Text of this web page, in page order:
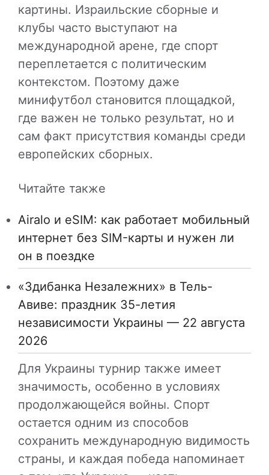
картины. Израильские сборные и
клубы часто выступают на
международной арене, где спорт
переплетается с политическим
контекстом. Поэтому даже
минифутбол становится площадкой,
где важен не только результат, но и
сам факт присутствия команды среди
европейских сборных.
Читайте также
Airalo и eSIM: как работает мобильный
интернет без SIM-карты и нужен ли
он в поездке
«Здибанка Незалежних» в Тель-
Авиве: праздник 35-летия
независимости Украины — 22 августа
2026
Для Украины турнир также имеет
значимость, особенно в условиях
продолжающейся войны. Спорт
остается одним из способов
сохранить международную видимость
страны, и каждая победа напоминает